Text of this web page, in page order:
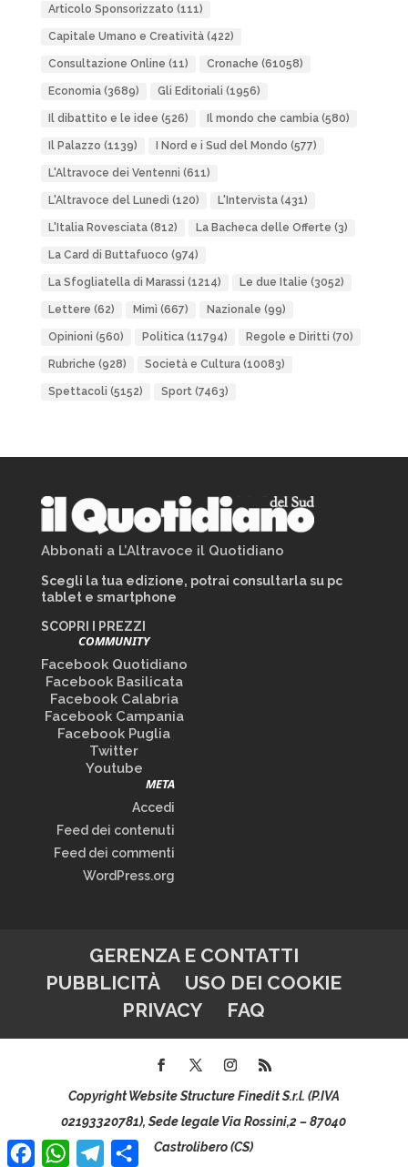
Articolo Sponsorizzato (111)
Capitale Umano e Creatività(422)
Consultazione Online (11) Cronache (61058)
Economia(3689) Gli Editoriali (1956)
Il dibattito e le idee (526) Il mondo che cambia(580)
Il Palazzo (1139) I Nord e i Sud del Mondo (577)
L'Altravoce dei Ventenni (611)
L'Altravoce del Lunedì (120) L'Intervista(431)
L'Italia Rovesciata(812) La Bacheca delle Offerte (3)
La Card di Buttafuoco (974)
La Sfogliatella di Marassi (1214) Le due Italie (3052)
Lettere (62) Mimì (667) Nazionale (99)
Opinioni (560) Politica(11794) Regole e Diritti (70)
Rubriche (928) Società e Cultura(10083)
Spettacoli (5152) Sport(7463)
Abbonati a L’Altravoce il Quotidiano
Scegli la tua edizione, potrai consultarla su pc
tablet e smartphone
SCOPRI I PREZZI
COMMUNITY
Facebook Quotidiano
Facebook Basilicata
Facebook Calabria
Facebook Campania
Facebook Puglia
Twitter
Youtube
META
Accedi
Feed dei contenuti
Feed dei commenti
WordPress.org
GERENZA E CONTATTI
PUBBLICITÀ
USO DEI COOKIE
PRIVACY
FAQ
Copyright Website Structure Finedit S.r.l. (P.IVA
02193320781), Sede legale Via Rossini,2 – 87040
Castrolibero (CS)
Facebook
WhatsAppTelegram
Condividi